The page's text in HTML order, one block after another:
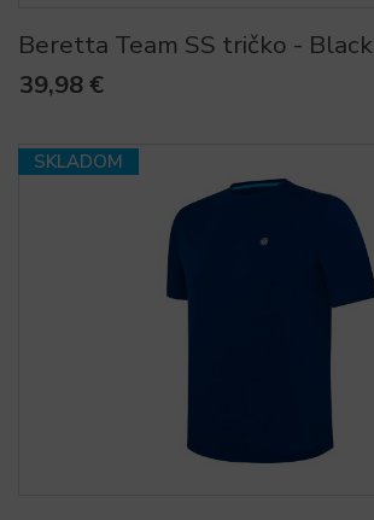
Beretta Team SS tričko - Black
39,98 €
SKLADOM